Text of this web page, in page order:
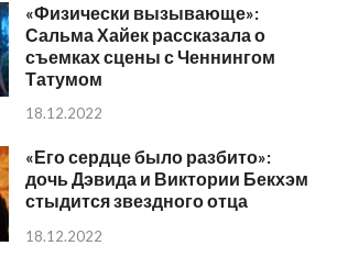
«Физически вызывающе»:
Сальма Хайек рассказала о
съемках сцены с Ченнингом
Татумом
18.12.2022
«Его сердце было разбито»:
дочь Дэвида и Виктории Бекхэм
стыдится звездного отца
18.12.2022